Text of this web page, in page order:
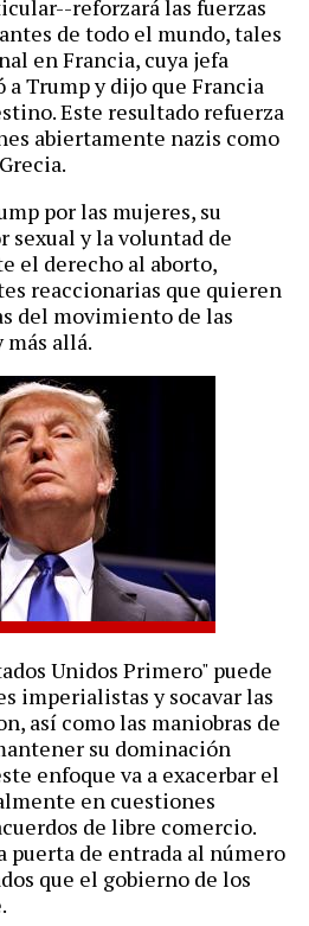
reforzará las fuerzas
de todo el mundo, tales
en Francia, cuya jefa
Trump y dijo que Francia
Este resultado refuerza
abiertamente nazis como
por las mujeres, su
sexual y la voluntad de
el derecho al aborto,
reaccionarias que quieren
del movimiento de las
más allá.
Unidos Primero" puede
imperialistas y socavar las
así como las maniobras de
su dominación
enfoque va a exacerbar el
en cuestiones
de libre comercio.
puerta de entrada al número
que el gobierno de los